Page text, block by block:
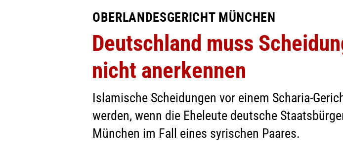
OBERLANDESGERICHT MÜNCHEN
Deutschland muss
nicht anerkennen
Islamische Scheidungen vor einem Scharia-
werden, wenn die Eheleute deutsche
München im Fall eines syrischen Paares.